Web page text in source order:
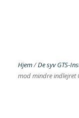
Foreningen
Hjem/De syv GTS-
mod mindre indlejret